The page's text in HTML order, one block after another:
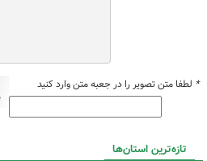
* لطفا متن تصویر را در جعبه متن وارد کنید
تازه‌ترین استان‌ها